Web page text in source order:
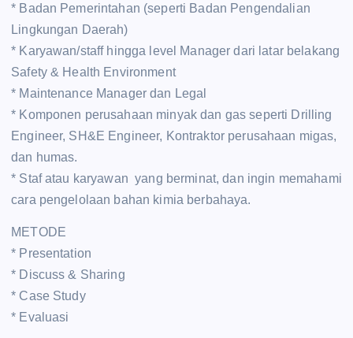
* Badan Pemerintahan (seperti Badan Pengendalian
Lingkungan Daerah)
* Karyawan/staff hingga level Manager dari latar belakang
Safety & Health Environment
* Maintenance Manager dan Legal
* Komponen perusahaan minyak dan gas seperti Drilling
Engineer, SH&E Engineer, Kontraktor perusahaan migas,
dan humas.
* Staf atau karyawan yang berminat, dan ingin memahami
cara pengelolaan bahan kimia berbahaya.
METODE
* Presentation
* Discuss & Sharing
* Case Study
* Evaluasi